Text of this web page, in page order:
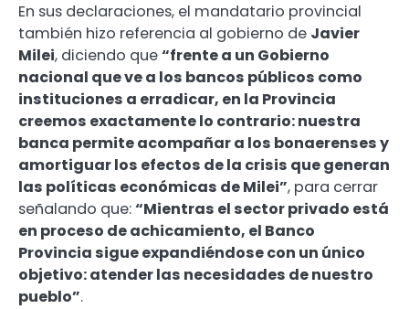
En sus declaraciones, el mandatario provincial
también hizo referencia al gobierno de Javier
Milei, diciendo que“frente a un Gobierno
nacional que ve a los bancos públicos como
instituciones a erradicar, en la Provincia
creemos exactamente lo contrario: nuestra
banca permite acompañar a los bonaerenses y
amortiguar los efectos de la crisis que generan
las políticas económicas de Milei”, para cerrar
señalando que:“Mientras el sector privado está
en proceso de achicamiento, el Banco
Provincia sigue expandiéndose con un único
objetivo: atender las necesidades de nuestro
pueblo”.